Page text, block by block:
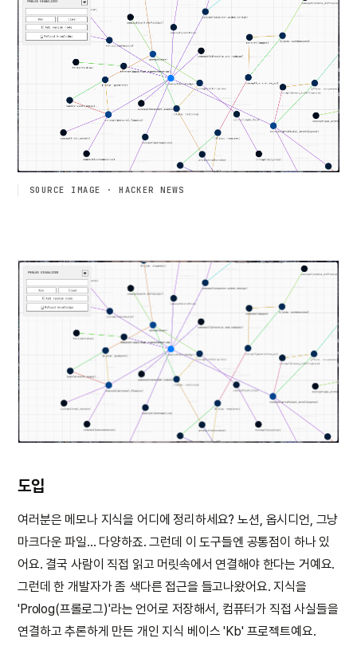
SOURCE IMAGE · HACKER NEWS
도입
여러분은 메모나 지식을 어디에 정리하세요? 노션, 옵시디언, 그냥
마크다운 파일... 다양하죠. 그런데 이 도구들엔 공통점이 하나 있
어요. 결국 사람이 직접 읽고 머릿속에서 연결해야 한다는 거예요.
그런데 한 개발자가 좀 색다른 접근을 들고나왔어요. 지식을
'Prolog(프롤로그)'라는 언어로 저장해서, 컴퓨터가 직접 사실들을
연결하고 추론하게 만든 개인 지식 베이스 'Kb' 프로젝트예요.